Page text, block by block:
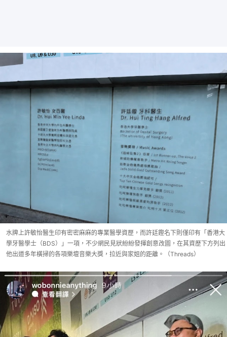
水牌上許敏怡醫生印有密密麻麻的專業醫學資歷，而許廷鏗名下則僅印有「香港大
學牙醫學士（BDS）」一項，不少網民見狀紛紛發揮創意改圖，在其資歷下方列出
他出道多年橫掃的各項樂壇音樂大獎，拉近與家姐的距離。（Threads）